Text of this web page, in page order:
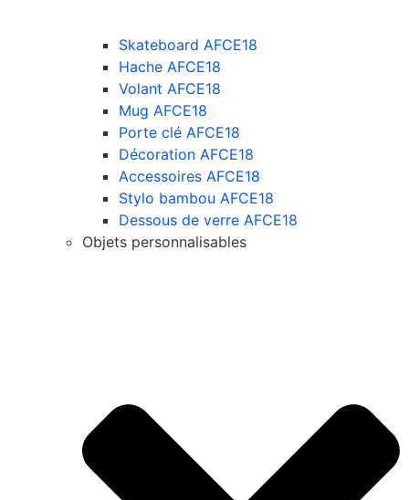
Skateboard AFCE18
Hache AFCE18
Volant AFCE18
Mug AFCE18
Porte clé AFCE18
Décoration AFCE18
Accessoires AFCE18
Stylo bambou AFCE18
Dessous de verre AFCE18
Objets personnalisables